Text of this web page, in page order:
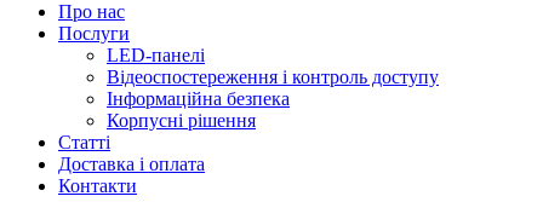
Про нас
Послуги
LED-панелі
Відеоспостереження і контроль доступу
Інформаційна безпека
Корпусні рішення
Статті
Доставка і оплата
Контакти